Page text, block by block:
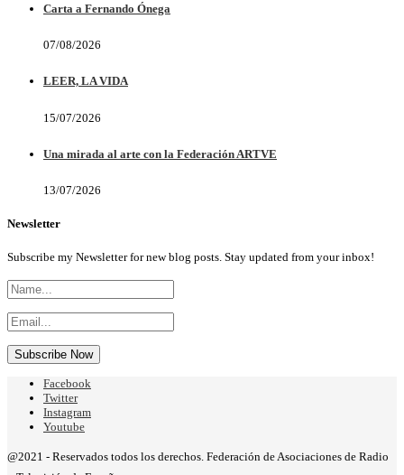
Carta a Fernando Ónega
07/08/2026
LEER, LA VIDA
15/07/2026
Una mirada al arte con la Federación ARTVE
13/07/2026
Newsletter
Subscribe my Newsletter for new blog posts. Stay updated from your inbox!
Facebook
Twitter
Instagram
Youtube
@2021 - Reservados todos los derechos. Federación de Asociaciones de Radio